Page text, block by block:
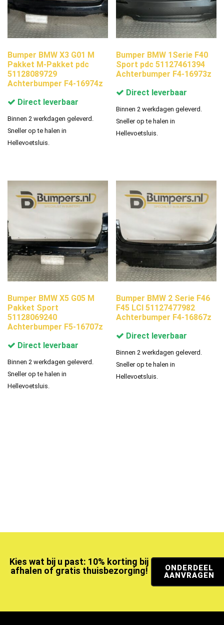
Bumper BMW X3 G01 M
Pakket M-Pakket pdc
51128089729
Achterbumper F4-16974z
Direct leverbaar
Binnen 2 werkdagen geleverd.
Sneller op te halen in
Hellevoetsluis.
Bumper BMW 1Serie F40
Sport pdc 51127461394
Achterbumper F4-16973z
Direct leverbaar
Binnen 2 werkdagen geleverd.
Sneller op te halen in
Hellevoetsluis.
Bumper BMW X5 G05 M
Pakket Sport
51128069240
Achterbumper F5-16707z
Direct leverbaar
Binnen 2 werkdagen geleverd.
Sneller op te halen in
Hellevoetsluis.
Bumper BMW 2 Serie F46
F45 LCI 51127477982
Achterbumper F4-16867z
Direct leverbaar
Binnen 2 werkdagen geleverd.
Sneller op te halen in
Hellevoetsluis.
Kies wat bij u past: 10% korting bij
afhalen of gratis thuisbezorging!
ONDERDEEL
AANVRAGEN